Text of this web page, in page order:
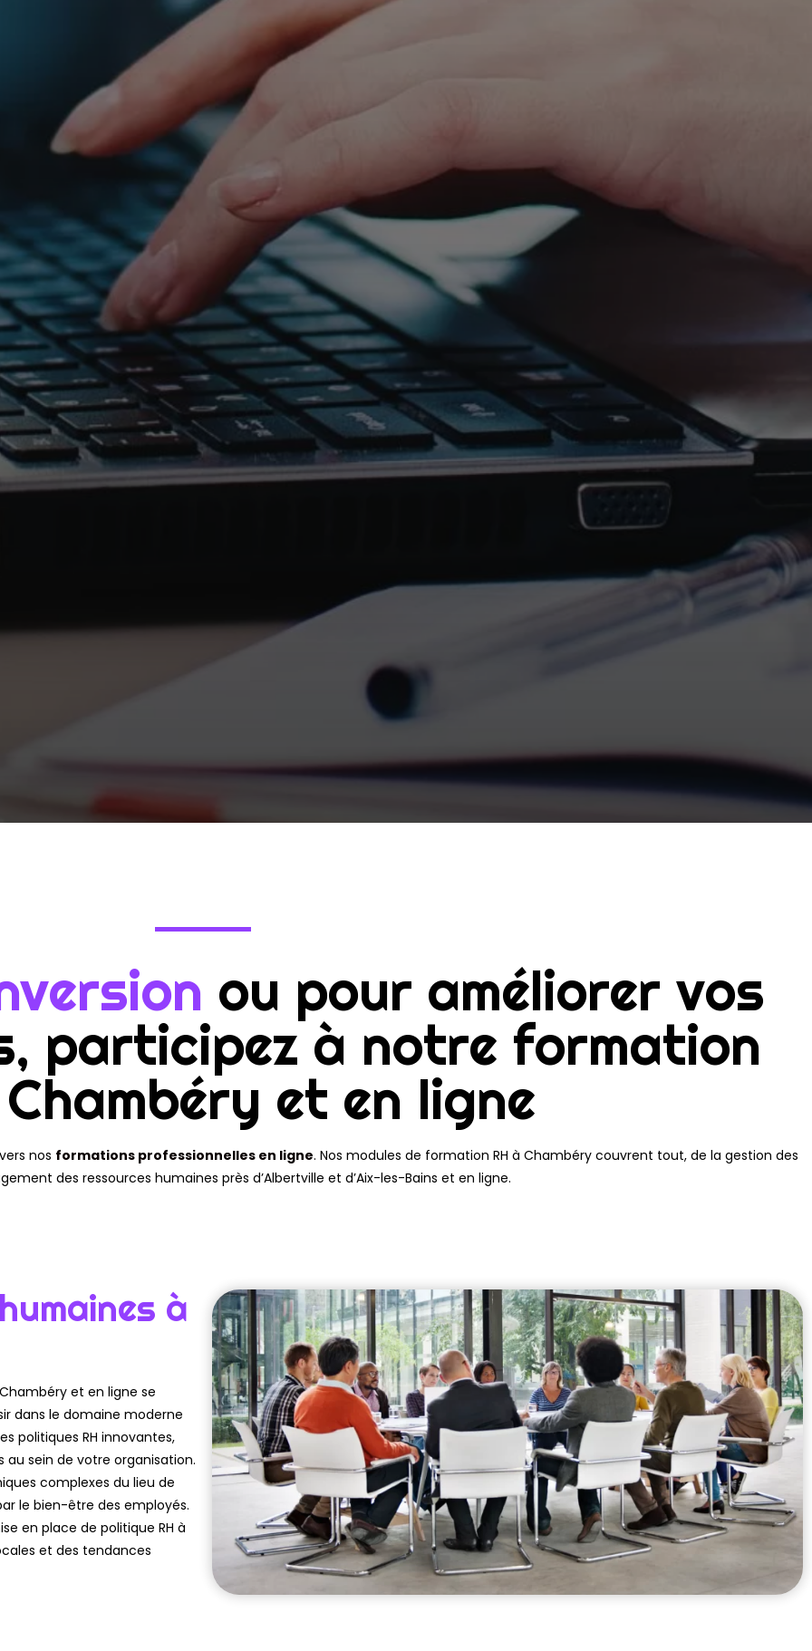
ou pour améliorer vos
participez à notre formation
et en ligne
nos formations professionnelles en ligne. Nos modules de formation RH à Chambéry couvrent tout, de la gestion des
des ressources humaines près d’Albertville et d’Aix-les-Bains et en ligne.
à
et en ligne se
dans le domaine moderne
politiques RH innovantes,
sein de votre organisation.
complexes du lieu de
le bien-être des employés.
en place de politique RH à
et des tendances